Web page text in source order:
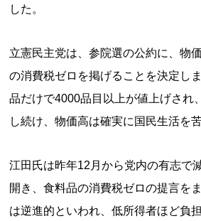
した。
立憲民主党は、参院選の公約に、物
の消費税ゼロを掲げることを決定し
品だけで4000品目以上が値上げされ
し続け、物価高は確実に国民生活を
江田氏は昨年12月から党内の有志で
開き、食料品の消費税ゼロの提言を
は逆進的といわれ、低所得者ほど負